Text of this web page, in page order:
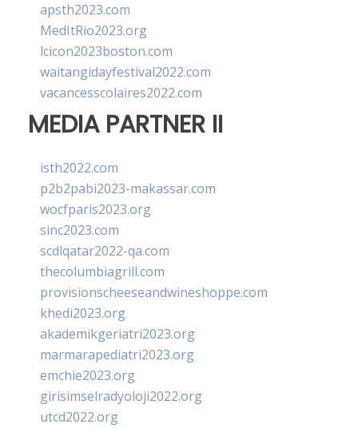
apsth2023.com
MedItRio2023.org
lcicon2023boston.com
waitangidayfestival2022.com
vacancesscolaires2022.com
MEDIA PARTNER II
isth2022.com
p2b2pabi2023-makassar.com
wocfparis2023.org
sinc2023.com
scdlqatar2022-qa.com
thecolumbiagrill.com
provisionscheeseandwineshoppe.com
khedi2023.org
akademikgeriatri2023.org
marmarapediatri2023.org
emchie2023.org
girisimselradyoloji2022.org
utcd2022.org